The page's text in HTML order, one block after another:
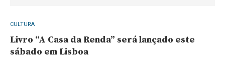
CULTURA
Livro “A Casa da Renda” será lançado este
sábado em Lisboa